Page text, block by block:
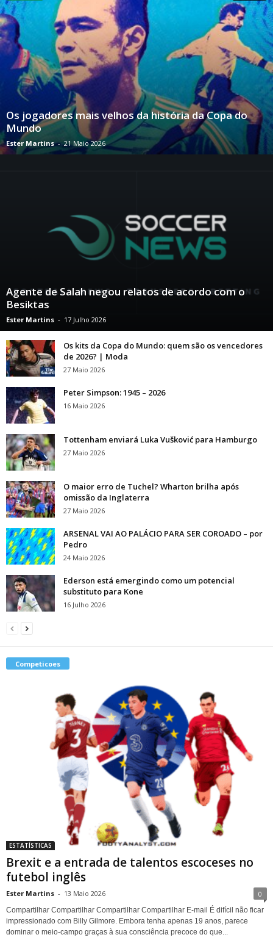
Os jogadores mais velhos da história da Copa do
Mundo
Ester Martins - 21 Maio 2026
Agente de Salah negou relatos de acordo com o
Besiktas
Ester Martins - 17 Julho 2026
Os kits da Copa do Mundo: quem são os vencedores
de 2026? | Moda
27 Maio 2026
Peter Simpson: 1945 – 2026
16 Maio 2026
Tottenham enviará Luka Vušković para Hamburgo
27 Maio 2026
O maior erro de Tuchel? Wharton brilha após
omissão da Inglaterra
27 Maio 2026
ARSENAL VAI AO PALÁCIO PARA SER COROADO – por
Pedro
24 Maio 2026
Ederson está emergindo como um potencial
substituto para Kone
16 Julho 2026
Competicoes
ESTATÍSTICAS
Brexit e a entrada de talentos escoceses no
futebol inglês
Ester Martins - 13 Maio 2026 0
Compartilhar Compartilhar Compartilhar Compartilhar E-mail É difícil não ficar
impressionado com Billy Gilmore. Embora tenha apenas 19 anos, parece
dominar o meio-campo graças à sua consciência precoce do que...